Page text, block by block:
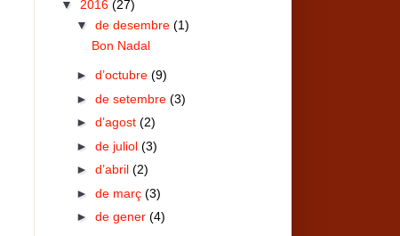
▼ 2016 (27)
▼ de desembre (1)
Bon Nadal
► d’octubre (9)
► de setembre (3)
► d’agost (2)
► de juliol (3)
► d’abril (2)
► de març (3)
► de gener (4)